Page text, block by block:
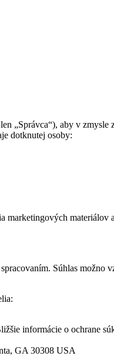
„Správca“), aby v
dotknutej osoby:
marketingových
Súhlas
informácie o ochrane
GA 30308 USA